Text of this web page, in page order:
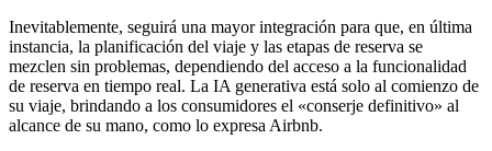
Inevitablemente, seguirá una mayor integración para que, en última
instancia, la planificación del viaje y las etapas de reserva se
mezclen sin problemas, dependiendo del acceso a la funcionalidad
de reserva en tiempo real. La IA generativa está solo al comienzo de
su viaje, brindando a los consumidores el «conserje definitivo» al
alcance de su mano, como lo expresa Airbnb.